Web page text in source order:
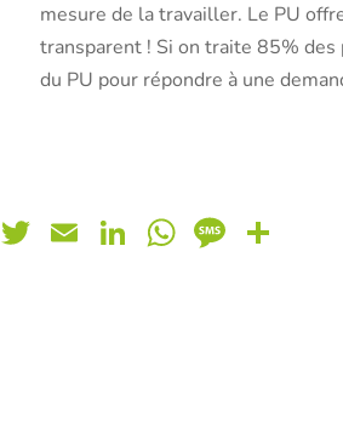
mesure de la travailler. Le PU
transparent ! Si on traite 85%
du PU pour répondre à une
Facebook
Twitter
EmailLinkedIn